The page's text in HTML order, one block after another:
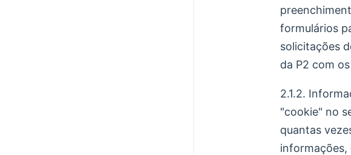
formulários
solicitações
da P2 com
2.1.2.
"cookie" no
quantas
informações,